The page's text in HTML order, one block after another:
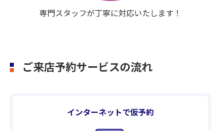
専門スタッフが丁寧に対応いたします！
ご来店予約サービスの流れ
インターネットで仮予約